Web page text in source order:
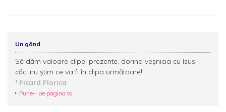
Un gând
Să dăm valoare clipei prezente, dorind veşnicia cu Isus,
căci nu ştim ce va fi în clipa următoare!
Ficard Florica
Pune-l pe pagina ta